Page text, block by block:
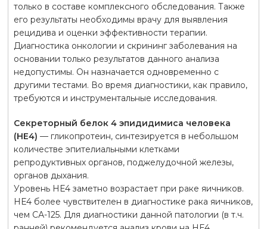
только в составе комплексного обследования. Также
его результаты необходимы врачу для выявления
рецидива и оценки эффективности терапии.
Диагностика онкологии и скрининг заболевания на
основании только результатов данного анализа
недопустимы. Он назначается одновременно с
другими тестами. Во время диагностики, как правило,
требуются и инструментальные исследования.
Секреторный белок 4 эпидидимиса человека
(HE4) — гликопротеин, синтезируется в небольшом
количестве эпителиальными клетками
репродуктивных органов, поджелудочной железы,
органов дыхания.
Уровень НЕ4 заметно возрастает при раке яичников.
НЕ4 более чувствителен в диагностике рака яичников,
чем СА-125. Для диагностики данной патологии (в т.ч.